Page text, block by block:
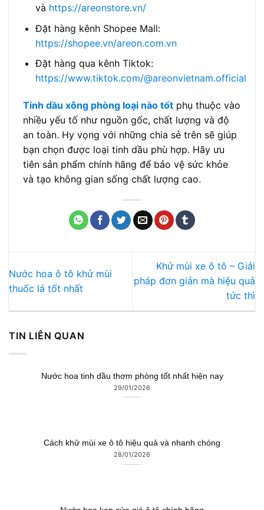
và https://areonstore.vn/
Đặt hàng kênh Shopee Mall:
https://shopee.vn/areon.com.vn
Đặt hàng qua kênh Tiktok:
https://www.tiktok.com/@areonvietnam.official
Tinh dầu xông phòng loại nào tốt phụ thuộc vào
nhiều yếu tố như nguồn gốc, chất lượng và độ
an toàn. Hy vọng với những chia sẻ trên sẽ giúp
bạn chọn được loại tinh dầu phù hợp. Hãy ưu
tiên sản phẩm chính hãng để bảo vệ sức khỏe
và tạo không gian sống chất lượng cao.
Nước hoa ô tô khử mùi
thuốc lá tốt nhất
Khử mùi xe ô tô – Giải
pháp đơn giản mà hiệu quả
tức thì
TIN LIÊN QUAN
Nước hoa tinh dầu thơm phòng tốt nhất hiện nay
29/01/2026
Cách khử mùi xe ô tô hiệu quả và nhanh chóng
28/01/2026